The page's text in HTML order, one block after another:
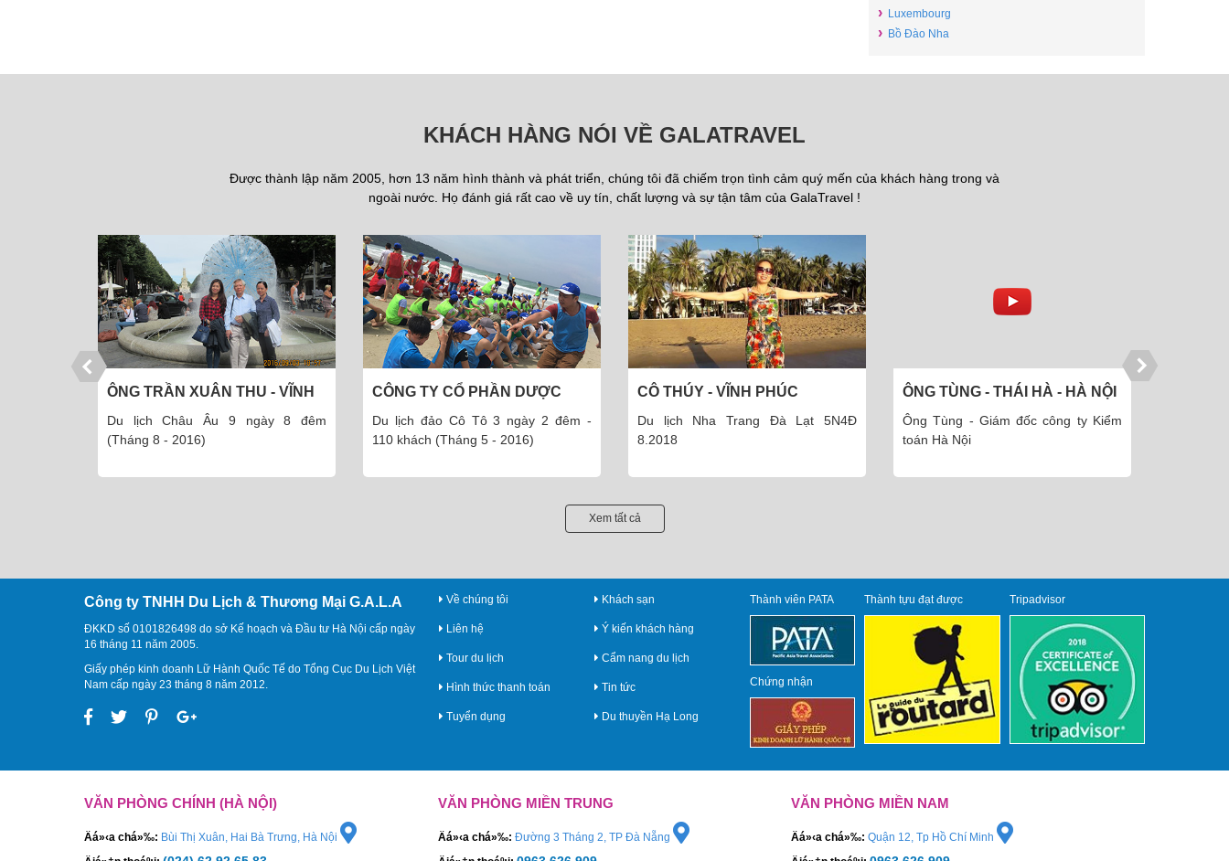
› Luxembourg
› Bồ Đào Nha
KHÁCH HÀNG NÓI VỀ GALATRAVEL
Được thành lập năm 2005, hơn 13 năm hình thành và phát triển, chúng tôi đã chiếm trọn tình cảm quý mến của khách hàng trong và
ngoài nước. Họ đánh giá rất cao về uy tín, chất lượng và sự tận tâm của GalaTravel !
ÔNG TRẦN XUÂN THU - VĨNH
Du lịch Châu Âu 9 ngày 8 đêm
(Tháng 8 - 2016)
CÔNG TY CỔ PHẦN DƯỢC
Du lịch đảo Cô Tô 3 ngày 2 đêm -
110 khách (Tháng 5 - 2016)
CÔ THÚY - VĨNH PHÚC
Du lịch Nha Trang Đà Lạt 5N4Đ
ÔNG TÙNG - THÁI HÀ - HÀ NỘI
Ông Tùng - Giám đốc công ty Kiểm
toán Hà Nội
Xem tất cả
Công ty TNHH Du Lịch & Thương Mại G.A.L.A
ĐKKD số 0101826498 do sở Kế hoạch và Đầu tư Hà Nội cấp ngày
16 tháng 11 năm 2005.
Giấy phép kinh doanh Lữ Hành Quốc Tế do Tổng Cục Du Lịch Việt
Nam cấp ngày 23 tháng 8 năm 2012.
Về chúng tôi
Liên hệ
Tour du lịch
Hình thức thanh toán
Tuyển dụng
Khách sạn
Ý kiến khách hàng
Cẩm nang du lịch
Tin tức
Du thuyền Hạ Long
Thành viên PATA
Chứng nhận
Thành tựu đạt được Tripadvisor
VĂN PHÒNG CHÍNH (HÀ NỘI)
Äá»‹a chá»‰: Bùi Thị Xuân, Hai Bà Trưng, Hà Nội
VĂN PHÒNG MIỀN TRUNG
Äá»‹a chá»‰: Đường 3 Tháng 2, TP Đà Nẵng
VĂN PHÒNG MIỀN NAM
Äá»‹a chá»‰: Quận 12, Tp Hồ Chí Minh